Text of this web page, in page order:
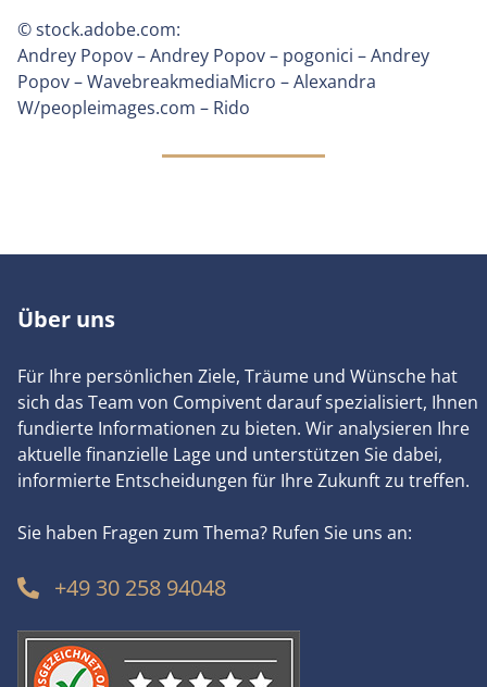
© stock.adobe.com:
Andrey Popov–Andrey Popov– pogonici –Andrey
Popov–WavebreakmediaMicro –Alexandra
W/peopleimages.com – Rido
Über uns
Für Ihre persönlichen Ziele, Träume und Wünsche hat
sich das Team von Compivent darauf spezialisiert, Ihnen
fundierte Informationen zu bieten. Wir analysieren Ihre
aktuelle finanzielle Lage und unterstützen Sie dabei,
informierte Entscheidungen für Ihre Zukunft zu treffen.
Sie haben Fragen zum Thema? Rufen Sie uns an:
+49 30 258 94048